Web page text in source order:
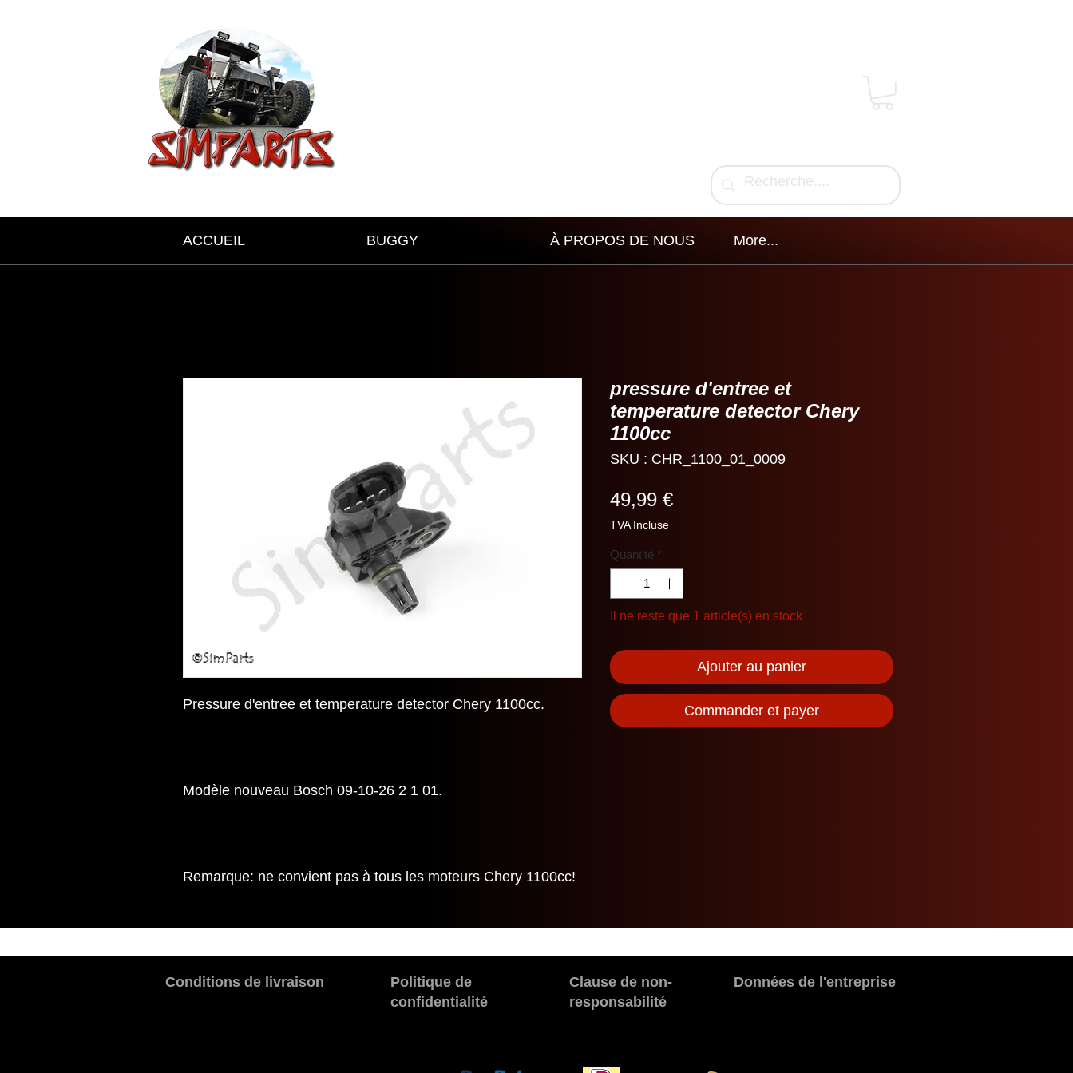
ACCUEIL BUGGY À PROPOS DE NOUS More...
Pressure d'entree et temperature detector Chery 1100cc.
Modèle nouveau Bosch 09-10-26 2 1 01.
Remarque: ne convient pas à tous les moteurs Chery 1100cc!
pressure d'entree et
temperature detector Chery
1100cc
SKU : CHR_1100_01_0009
49,99 €Prix
TVA Incluse
Quantité *
Il ne reste que 1 article(s) en stock
Ajouter au panier
Commander et payer
Conditions de livraison
Politique de
confidentialité
Clause de non-
responsabilité
Données de l'entreprise